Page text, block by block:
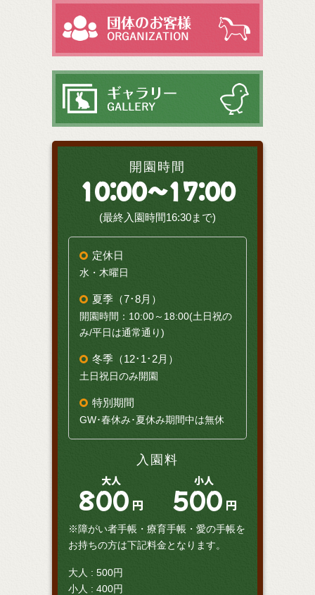
開園時間
10:00～17:00
(最終入園時間16:30まで)
定休日
水・木曜日
夏季（7･8月）
開園時間：10:00～18:00(土日祝の
み/平日は通常通り)
冬季（12･1･2月）
土日祝日のみ開園
特別期間
GW･春休み･夏休み期間中は無休
入園料
大人
800 円
小人
500 円
※障がい者手帳・療育手帳・愛の手帳を
お持ちの方は下記料金となります。
大人 : 500円
小人 : 400円